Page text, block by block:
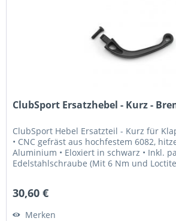
ClubSport Ersatzhebel - Kurz -
ClubSport Hebel Ersatzteil - Kurz für
• CNC gefräst aus hochfestem 6082,
Aluminium • Eloxiert in schwarz • Inkl.
Edelstahlschraube (Mit 6 Nm und
30,60 €
Merken